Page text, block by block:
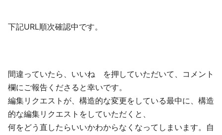
下記URL順次確認中です。
間違っていたら、いいね を押していただいて、コメント
欄にご報告くださると幸いです。
編集リクエストが、構造的な変更をしている最中に、構造
的な編集リクエストをしていただくと、
何をどう直したらいいかわからなくなってしまいます。自